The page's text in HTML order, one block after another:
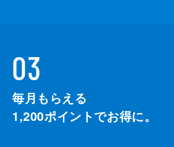
03
毎月もらえる
1,200ポイントでお得に。